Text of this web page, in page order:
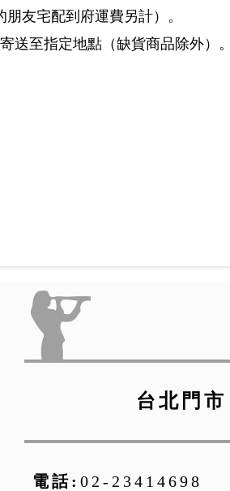
友宅配到府運費另計）。
送至指定地點（缺貨商品除外）。
台北門市
電話: 02-23414698